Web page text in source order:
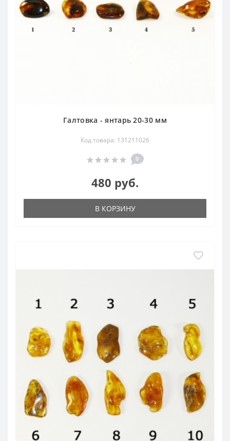
Галтовка - янтарь 20-30 мм
Код товара: 131211026
0
480 руб.
В КОРЗИНУ